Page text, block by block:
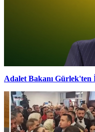
Adalet Bakanı Gürlek'ten